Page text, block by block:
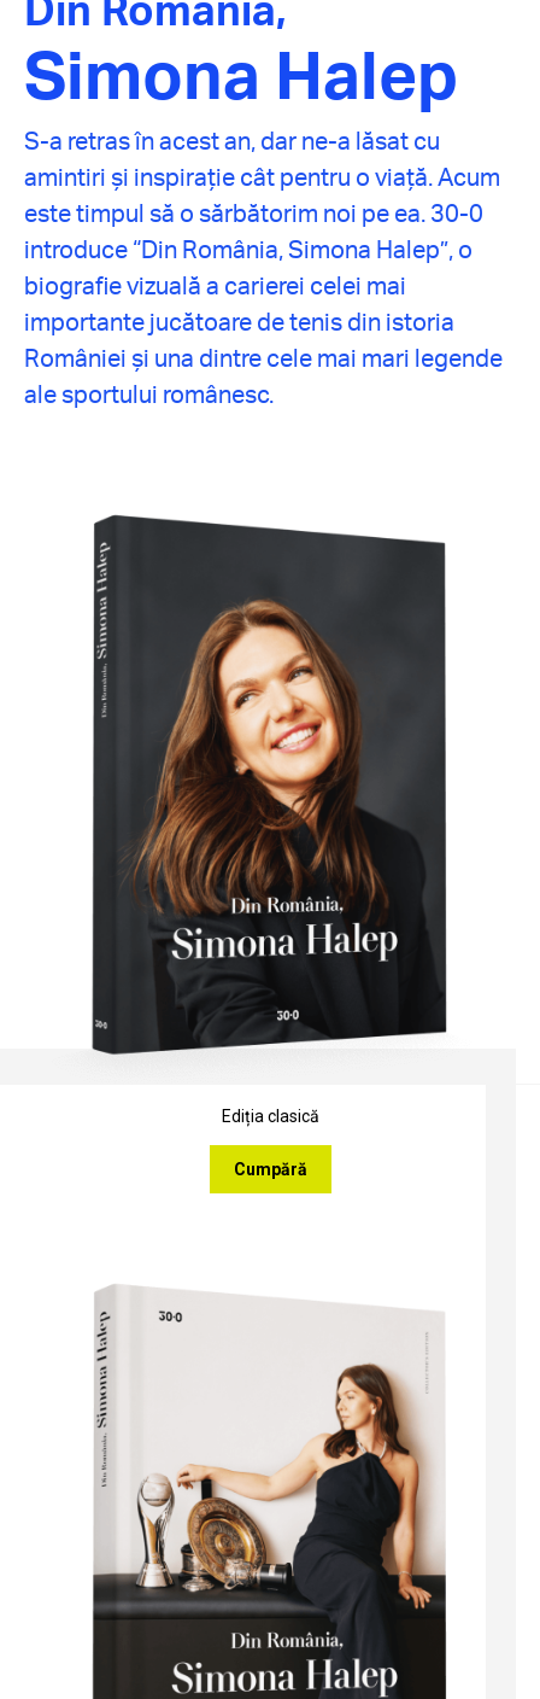
Simona Halep
S-a retras în acest an, dar ne-a lăsat cu
amintiri și inspirație cât pentru o viață. Acum
este timpul să o sărbătorim noi pe ea. 30-0
introduce “Din România, Simona Halep”, o
biografie vizuală a carierei celei mai
importante jucătoare de tenis din istoria
României și una dintre cele mai mari legende
ale sportului românesc.
Ediția clasică
Cumpără